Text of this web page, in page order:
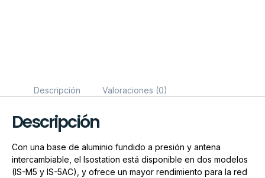
Descripción Valoraciones (0)
Descripción
Con una base de aluminio fundido a presión y antena
intercambiable, el Isostation está disponible en dos modelos
(IS-M5 y IS-5AC), y ofrece un mayor rendimiento para la red